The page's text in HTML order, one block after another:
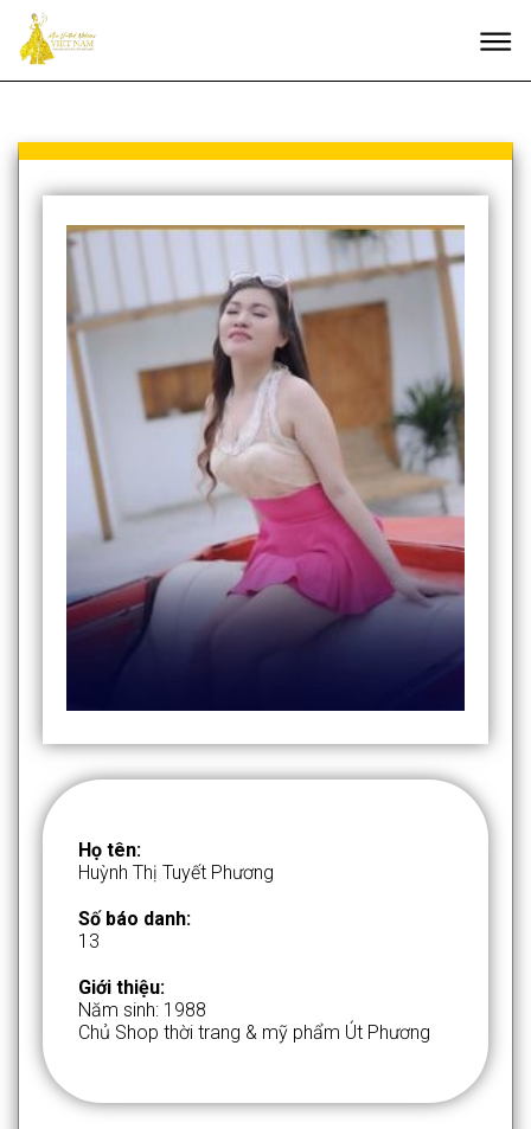
Họ tên:
Huỳnh Thị Tuyết Phương
Số báo danh:
13
Giới thiệu:
Năm sinh: 1988
Chủ Shop thời trang & mỹ phẩm Út Phương